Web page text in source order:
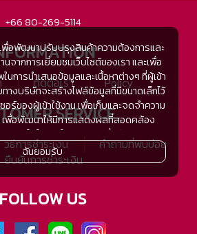
+66 80-269-5114
ติดต่อเรา Policy
SERVICE
วิธีการชำระเงิน
คำถามที่พบบ่อย
ยืนยันการชำระเงิน
FOLLOW US
พื่อพัฒนาปรับปรุงสินค้าความต้องการและ
จากการเยี่ยมชมเว็บไซต์ของเรา และเพื่อ
การนำเสนอข้อมูลและเนื้อหาต่างๆ ที่ผู้เข้า
ทางบริษัทจะสร้างไฟล์ข้อมูลที่มีขนาดเล็กไว้
อร์ของผู้เข้าใช้งาน เพื่อเก็บและจดจำความ
เพื่อพัฒนาให้มีการแสดงผลที่สอดคล้อง
มสนใจในการใช้งาน และเพื่อพัฒนา
ดงผลของข้อมูล รวมถึงเพื่ออำนวยความ
างๆ ภายในเว็บไซต์ของเรา และเมื่อผู้เข้า
หรือกลับเข้ามาใช้บริการในครั้งต่อไป แต่
ะไม่ระบุตัวตนของผู้เข้าใช้งาน
ะห์ซึ่งอาจทำหรือให้บริการโดยบุคคลอื่นที่ให้
มายให้กระทำแทนในนามของ www.tsh-
ฉันยอมรับ